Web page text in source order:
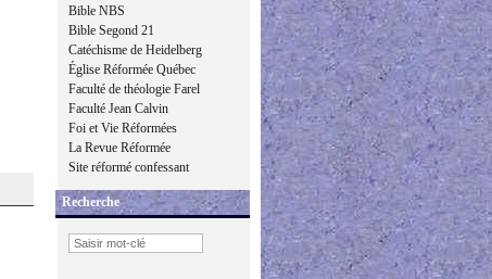
Bible NBS
Bible Segond 21
Catéchisme de Heidelberg
Église Réformée Québec
Faculté de théologie Farel
Faculté Jean Calvin
Foi et Vie Réformées
La Revue Réformée
Site réformé confessant
Recherche